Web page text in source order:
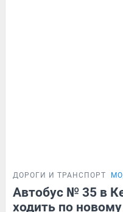
ДОРОГИ И ТРАНСПОРТ
Автобус № 35 в
ходить по